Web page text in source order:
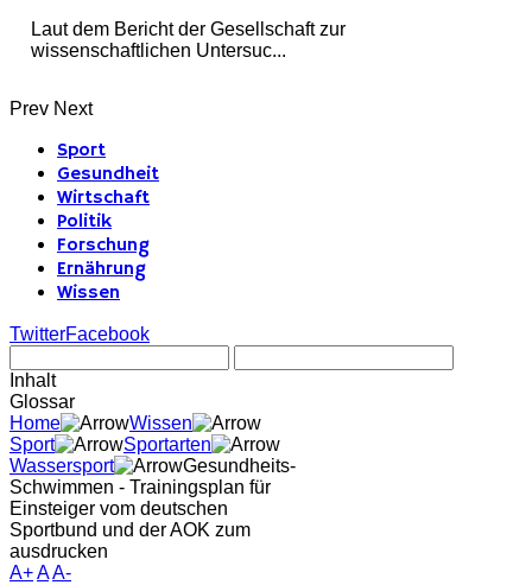
Laut dem Bericht der Gesellschaft zur
wissenschaftlichen Untersuc...
Prev Next
Sport
Gesundheit
Wirtschaft
Politik
Forschung
Ernährung
Wissen
TwitterFacebook
Inhalt
Glossar
Home
Wissen
Sport
Sportarten
Wassersport
Gesundheits-
Schwimmen - Trainingsplan für
Einsteiger vom deutschen
Sportbund und der AOK zum
ausdrucken
A+AA-